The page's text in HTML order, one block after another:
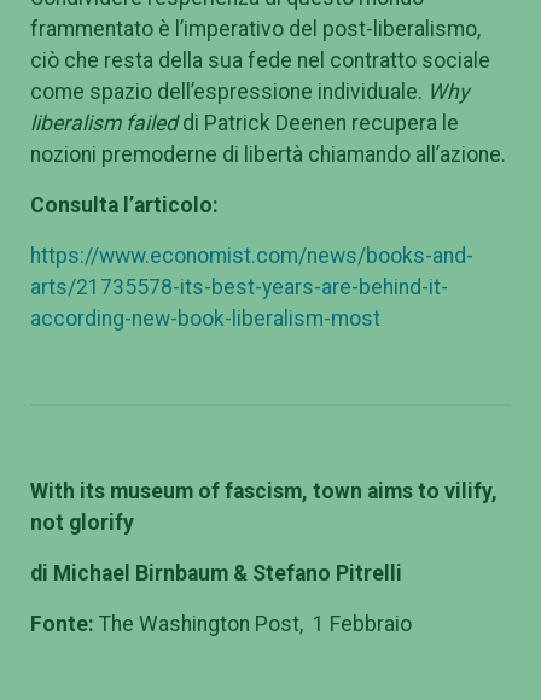
frammentato è l’imperativo del post-liberalismo,
ciò che resta della sua fede nel contratto sociale
come spazio dell’espressione individuale. Why
liberalism faileddi Patrick Deenen recupera le
nozioni premoderne di libertà chiamando all’azione.
Consulta l’articolo:
https://www.economist.com/news/books-and-
arts/21735578-its-best-years-are-behind-it-
according-new-book-liberalism-most
With its museum of fascism, town aims to vilify,
not glorify
di Michael Birnbaum & Stefano Pitrelli
Fonte: The Washington Post, 1 Febbraio